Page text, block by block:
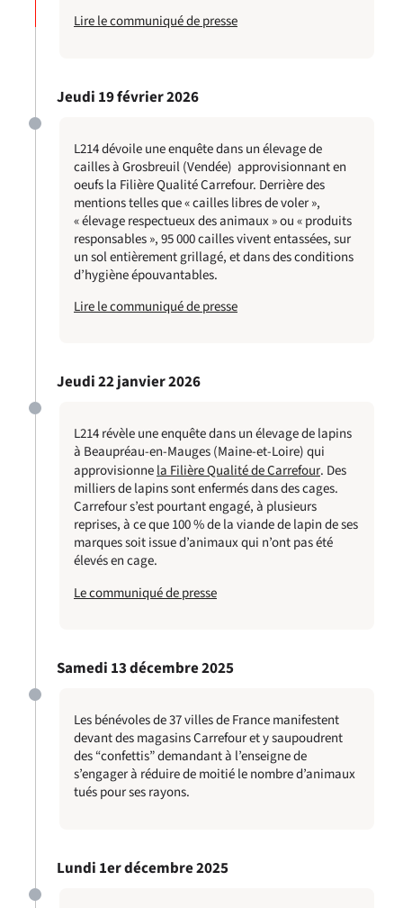
Lire le communiqué de presse
Jeudi 19 février 2026
L214 dévoile une enquête dans un élevage de
cailles à Grosbreuil (Vendée) approvisionnant en
oeufs la Filière Qualité Carrefour. Derrière des
mentions telles que « cailles libres de voler »,
« élevage respectueux des animaux » ou « produits
responsables », 95 000 cailles vivent entassées, sur
un sol entièrement grillagé, et dans des conditions
d’hygiène épouvantables.
Lire le communiqué de presse
Jeudi 22 janvier 2026
L214 révèle une enquête dans un élevage de lapins
à Beaupréau-en-Mauges (Maine-et-Loire) qui
approvisionnela Filière Qualité de Carrefour. Des
milliers de lapins sont enfermés dans des cages.
Carrefour s’est pourtant engagé, à plusieurs
reprises, à ce que 100 % de la viande de lapin de ses
marques soit issue d’animaux qui n’ont pas été
élevés en cage.
Le communiqué de presse
Samedi 13 décembre 2025
Les bénévoles de 37 villes de France manifestent
devant des magasins Carrefour et y saupoudrent
des “confettis” demandant à l’enseigne de
s’engager à réduire de moitié le nombre d’animaux
tués pour ses rayons.
Lundi 1er décembre 2025